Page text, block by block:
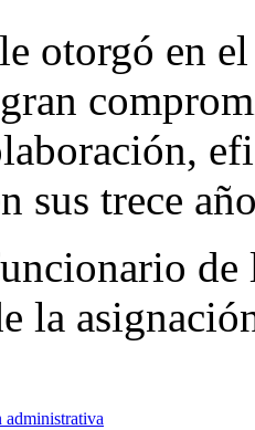
otorgó en
sus trece
la